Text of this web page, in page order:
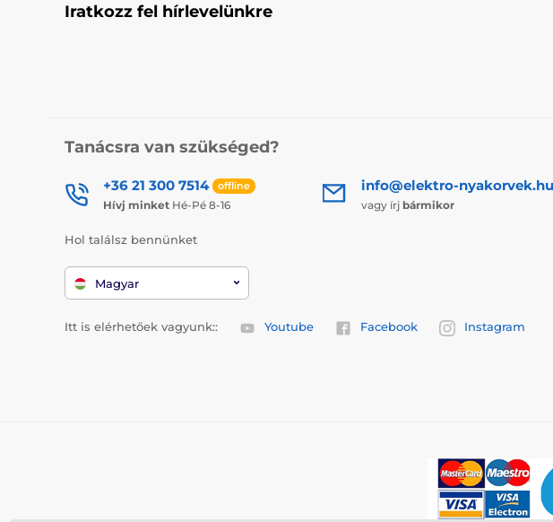
Iratkozz fel hírlevelünkre
Tanácsra van szükséged?
+36 21 300 7514 offline
Hívj minket Hé-Pé 8-16
info@elektro-nyakorvek.hu
vagy írj bármikor
Hol találsz bennünket
Magyar
Itt is elérhetőek vagyunk:: Youtube Facebook Instagram